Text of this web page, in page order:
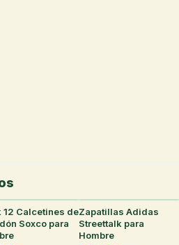
30 °
12 Calcetines de
Soxco para
29
Zapatillas Adidas
Streettalk para
Hombre